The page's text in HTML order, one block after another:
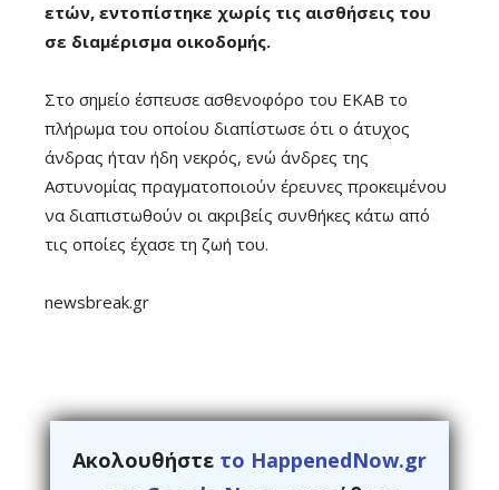
ετών, εντοπίστηκε χωρίς τις αισθήσεις του
σε διαμέρισμα οικοδομής.
Στο σημείο έσπευσε ασθενοφόρο του ΕΚΑΒ το
πλήρωμα του οποίου διαπίστωσε ότι ο άτυχος
άνδρας ήταν ήδη νεκρός, ενώ άνδρες της
Αστυνομίας πραγματοποιούν έρευνες προκειμένου
να διαπιστωθούν οι ακριβείς συνθήκες κάτω από
τις οποίες έχασε τη ζωή του.
newsbreak.gr
Ακολουθήστε το HappenedNow.gr